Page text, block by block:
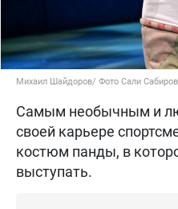
Михаил Шайдоров/ Фото Сали
Самым необычным и
своей карьере
костюм панды, в
выступать.